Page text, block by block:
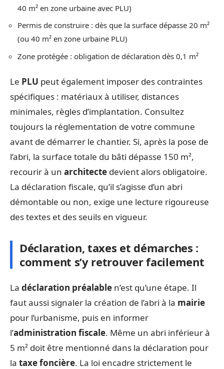
40 m² en zone urbaine avec PLU)
Permis de construire : dès que la surface dépasse 20 m²
(ou 40 m² en zone urbaine PLU)
Zone protégée : obligation de déclaration dès 0,1 m²
Le PLU peut également imposer des contraintes
spécifiques : matériaux à utiliser, distances
minimales, règles d’implantation. Consultez
toujours la réglementation de votre commune
avant de démarrer le chantier. Si, après la pose de
l’abri, la surface totale du bâti dépasse 150 m²,
recourir à un architecte devient alors obligatoire.
La déclaration fiscale, qu’il s’agisse d’un abri
démontable ou non, exige une lecture rigoureuse
des textes et des seuils en vigueur.
Déclaration, taxes et démarches :
comment s’y retrouver facilement
La déclaration préalable n’est qu’une étape. Il
faut aussi signaler la création de l’abri à la mairie
pour l’urbanisme, puis en informer
l’administration fiscale. Même un abri inférieur à
5 m² doit être mentionné dans la déclaration pour
la taxe foncière. La loi encadre strictement le